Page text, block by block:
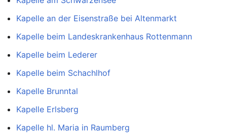
Kapelle an der Eisenstraße bei Altenmarkt
Kapelle beim Landeskrankenhaus Rottenmann
Kapelle beim Lederer
Kapelle beim Schachlhof
Kapelle Brunntal
Kapelle Erlsberg
Kapelle hl. Maria in Raumberg